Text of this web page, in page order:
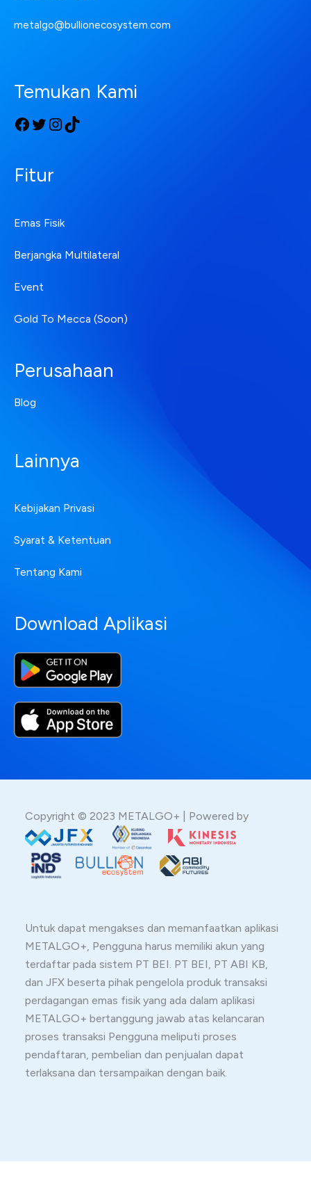
metalgo@bullionecosystem.com
Temukan Kami
Fitur
Emas Fisik
Berjangka Multilateral
Event
Gold To Mecca (Soon)
Perusahaan
Blog
Lainnya
Kebijakan Privasi
Syarat & Ketentuan
Tentang Kami
Download Aplikasi
Copyright © 2023 METALGO+ | Powered by
Untuk dapat mengakses dan memanfaatkan aplikasi
METALGO+, Pengguna harus memiliki akun yang
terdaftar pada sistem PT BEI. PT BEI, PT ABI KB,
dan JFX beserta pihak pengelola produk transaksi
perdagangan emas fisik yang ada dalam aplikasi
METALGO+ bertanggung jawab atas kelancaran
proses transaksi Pengguna meliputi proses
pendaftaran, pembelian dan penjualan dapat
terlaksana dan tersampaikan dengan baik.